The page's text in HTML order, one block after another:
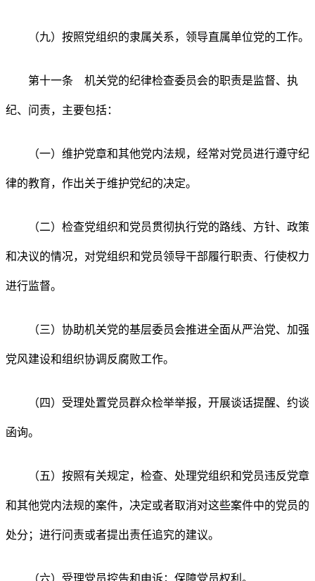
（九）按照党组织的隶属关系，领导直属单位党的工作。
第十一条 机关党的纪律检查委员会的职责是监督、执
纪、问责，主要包括：
（一）维护党章和其他党内法规，经常对党员进行遵守纪
律的教育，作出关于维护党纪的决定。
（二）检查党组织和党员贯彻执行党的路线、方针、政策
和决议的情况，对党组织和党员领导干部履行职责、行使权力
进行监督。
（三）协助机关党的基层委员会推进全面从严治党、加强
党风建设和组织协调反腐败工作。
（四）受理处置党员群众检举举报，开展谈话提醒、约谈
函询。
（五）按照有关规定，检查、处理党组织和党员违反党章
和其他党内法规的案件，决定或者取消对这些案件中的党员的
处分；进行问责或者提出责任追究的建议。
（六）受理党员控告和申诉；保障党员权利。